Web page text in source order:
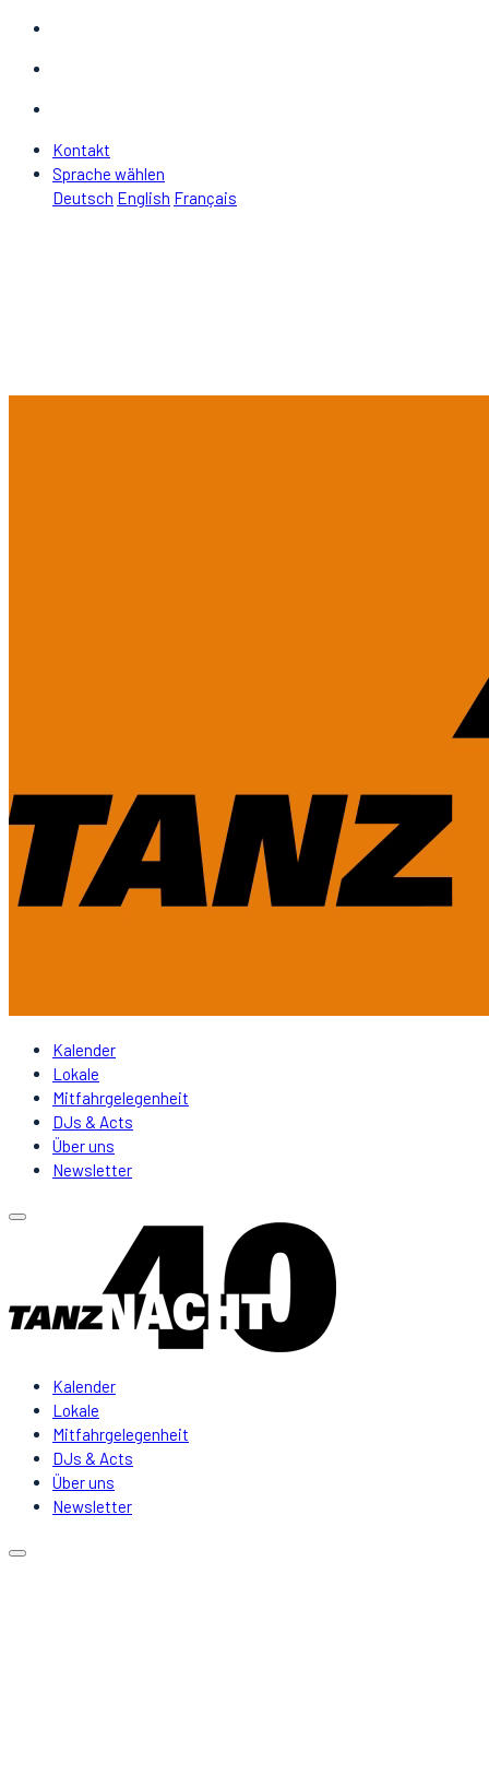
Kontakt
Sprache wählen
Deutsch English Français
Kalender
Lokale
Mitfahrgelegenheit
DJs & Acts
Über uns
Newsletter
Kalender
Lokale
Mitfahrgelegenheit
DJs & Acts
Über uns
Newsletter